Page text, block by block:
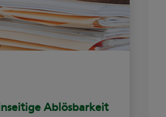
Ablösbarkeit